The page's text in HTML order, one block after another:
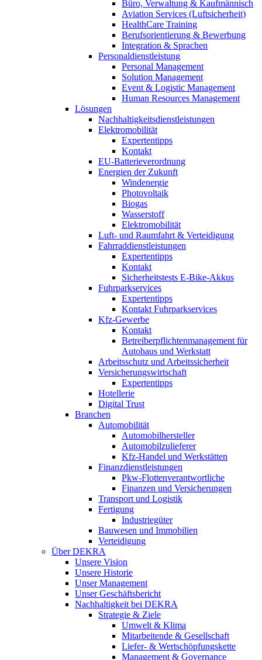
Büro, Verwaltung & Kaufmännisch
Aviation Services (Luftsicherheit)
HealthCare Training
Berufsorientierung & Bewerbung
Integration & Sprachen
Personaldienstleistung
Personal Management
Solution Management
Event & Logistic Management
Human Resources Management
Lösungen
Nachhaltigkeitsdienstleistungen
Elektromobilität
Expertentipps
Kontakt
EU-Batterieverordnung
Energien der Zukunft
Windenergie
Photovoltaik
Biogas
Wasserstoff
Elektromobilität
Luft- und Raumfahrt & Verteidigung
Fahrraddienstleistungen
Expertentipps
Kontakt
Sicherheitstests E-Bike-Akkus
Fuhrparkservices
Expertentipps
Kontakt Fuhrparkservices
Kfz-Gewerbe
Kontakt
Betreiberpflichtenmanagement für
Autohaus und Werkstatt
Arbeitsschutz und Arbeitssicherheit
Versicherungswirtschaft
Expertentipps
Hotellerie
Digital Trust
Branchen
Automobilität
Automobilhersteller
Automobilzulieferer
Kfz-Handel und Werkstätten
Finanzdienstleistungen
Pkw‑Flottenverantwortliche
Finanzen und Versicherungen
Transport und Logistik
Fertigung
Industriegüter
Bauwesen und Immobilien
Verteidigung
Über DEKRA
Unsere Vision
Unsere Historie
Unser Management
Unser Geschäftsbericht
Nachhaltigkeit bei DEKRA
Strategie & Ziele
Umwelt & Klima
Mitarbeitende & Gesellschaft
Liefer- & Wertschöpfungskette
Management & Governance